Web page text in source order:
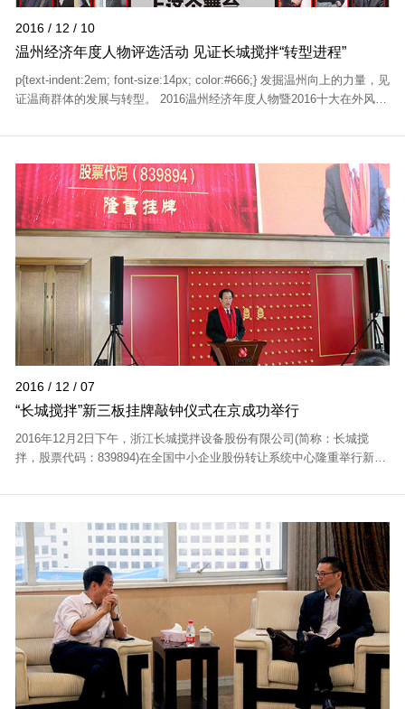
2016 / 12 / 10
温州经济年度人物评选活动 见证长城搅拌“转型进程”
p{text-indent:2em; font-size:14px; color:#666;} 发掘温州向上的力量，见
证温商群体的发展与转型。 2016温州经济年度人物暨2016十大在外风云
2016 / 12 / 07
“长城搅拌”新三板挂牌敲钟仪式在京成功举行
2016年12月2日下午，浙江长城搅拌设备股份有限公司(简称：长城搅
拌，股票代码：839894)在全国中小企业股份转让系统中心隆重举行新三
视，特别出席...